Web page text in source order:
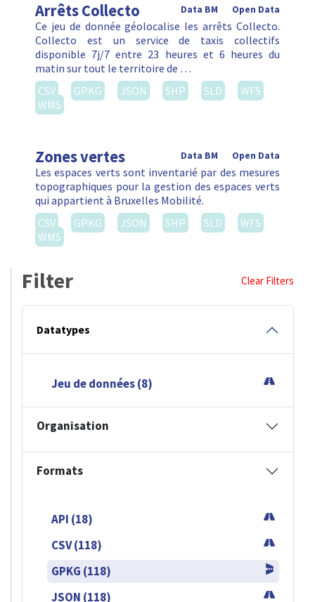
Arrêts Collecto Open Data
Data BM
Ce jeu de donnée géolocalise les arrêts Collecto.
Collecto est un service de taxis collectifs
disponible 7j/7 entre 23 heures et 6 heures du
matin sur tout le territoire de …
CSV
GPKG JSON SHP SLD
WFS
WMS
Zones vertes Open Data
Data BM
Les espaces verts sont inventarié par des mesures
topographiques pour la gestion des espaces verts
qui appartient à Bruxelles Mobilité.
CSV
GPKG JSON SHP SLD
WFS
WMS
Filter Clear Filters
Datatypes
Jeu de données (8)
Organisation
Formats
API (18)
CSV (118)
GPKG (118)
JSON (118)